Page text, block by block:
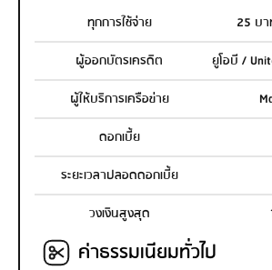
ทุกการใช้จ่าย
25 บ
ผู้ออกบัตรเครดิต
ยูโอบี /
ผู้ให้บริการเครือข่าย
ดอกเบี้ย
ระยะเวลาปลอดดอกเบี้ย
วงเงินสูงสุด
ค่าธรรมเนียมทั่วไป